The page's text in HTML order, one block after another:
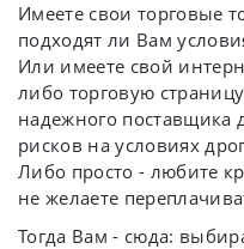
Имеете свои торговые
подходят ли Вам
Или имеете свой
либо торговую
надежного поставщика
рисков на условиях
Либо просто - любите
не желаете
Тогда Вам - сюда: